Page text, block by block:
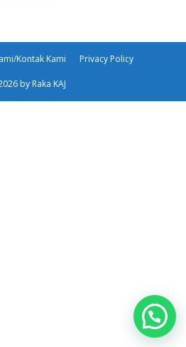
Kontak Kami Privacy Policy
by Raka KAJ